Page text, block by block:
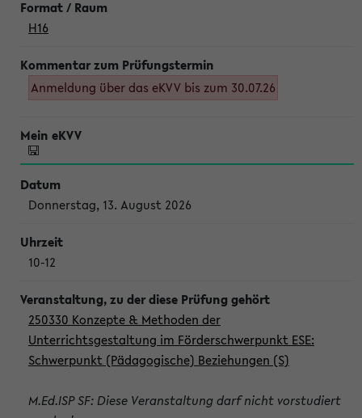
H16
Anmeldung über das eKVV bis zum 30.07.26
Donnerstag, 13. August 2026
10-12
250330 Konzepte & Methoden der
Unterrichtsgestaltung im Förderschwerpunkt ESE:
Schwerpunkt (Pädagogische) Beziehungen (S)
M.Ed.ISP SF: Diese Veranstaltung darf nicht vorstudiert